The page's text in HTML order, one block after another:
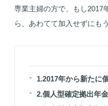
専業主婦の方で、もし2017
ら、あわてて加入せずにも
1.2017年から新たに
2.個人型確定拠出年